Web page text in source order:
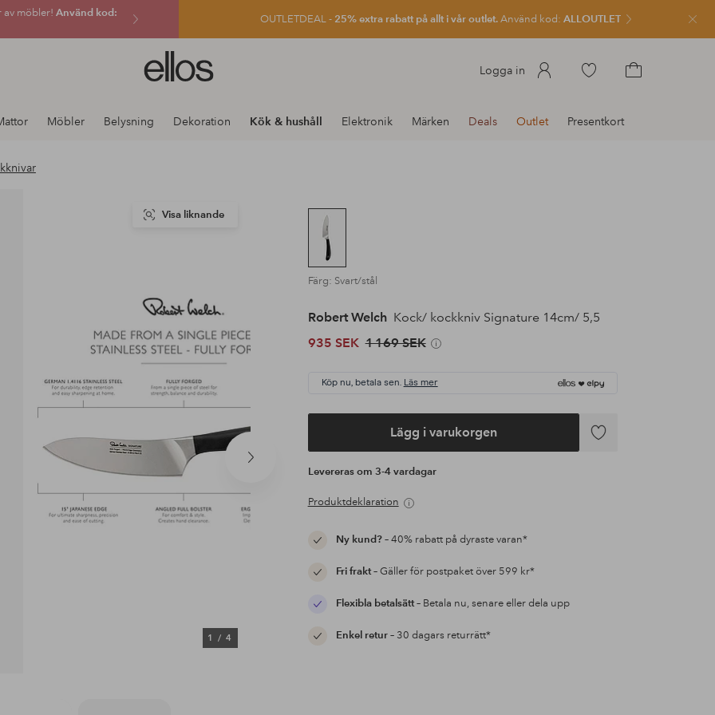
av möbler! Använd kod: OUTLETDEAL - 25% extra rabatt på allt i vår outlet.Använd kod: ALLOUTLET
Ellos
logotyp
gå
Logga in
Gå
produkterkundvagnen
Möbler Belysning Dekoration Kök & hushåll Elektronik Märken Deals Outlet Presentkort
Nästa
1/ 4
Visa liknande
Färg: Svart/stål
Robert Welch Kock/ kockkniv Signature 14cm/ 5,5
935 SEK 1 169 SEK
Köp nu, betala sen. Läs mer
Lägg i varukorgen
Lägg
Levereras om 3-4 vardagar
Produktdeklaration
Ny kund?– 40% rabatt på dyraste varan*
Fri frakt– Gäller för postpaket över 599 kr*
Flexibla betalsätt– Betala nu, senare eller dela upp
Enkel retur– 30 dagars returrätt*